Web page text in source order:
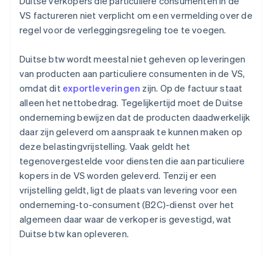
VS factureren niet verplicht om een vermelding over de
regel voor de verleggingsregeling toe te voegen.
Duitse btw wordt meestal niet geheven op leveringen
van producten aan particuliere consumenten in de VS,
omdat dit exportleveringen zijn. Op de factuur staat
alleen het nettobedrag. Tegelijkertijd moet de Duitse
onderneming bewijzen dat de producten daadwerkelijk
daar zijn geleverd om aanspraak te kunnen maken op
deze belastingvrijstelling. Vaak geldt het
tegenovergestelde voor diensten die aan particuliere
kopers in de VS worden geleverd. Tenzij er een
vrijstelling geldt, ligt de plaats van levering voor een
onderneming-to-consument (B2C)-dienst over het
algemeen daar waar de verkoper is gevestigd, wat
Duitse btw kan opleveren.